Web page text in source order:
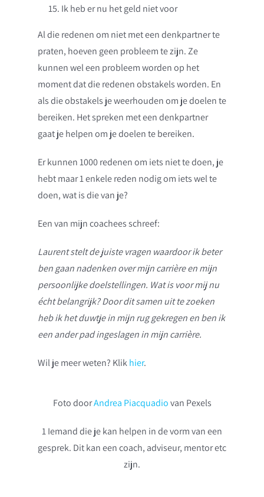
Ik heb er nu het geld niet voor
Al die redenen om niet met een denkpartner te
praten, hoeven geen probleem te zijn. Ze
kunnen wel een probleem worden op het
moment dat die redenen obstakels worden. En
als die obstakels je weerhouden om je doelen te
bereiken. Het spreken met een denkpartner
gaat je helpen om je doelen te bereiken.
Er kunnen 1000 redenen om iets niet te doen, je
hebt maar 1 enkele reden nodig om iets wel te
doen, wat is die van je?
Een van mijn coachees schreef:
Laurent stelt de juiste vragen waardoor ik beter
ben gaan nadenken over mijn carrière en mijn
persoonlijke doelstellingen. Wat is voor mij nu
écht belangrijk? Door dit samen uit te zoeken
heb ik het duwtje in mijn rug gekregen en ben ik
een ander pad ingeslagen in mijn carrière.
Wil je meer weten? Klikhier.
Foto doorAndrea Piacquadiovan Pexels
1 Iemand die je kan helpen in de vorm van een
gesprek. Dit kan een coach, adviseur, mentor etc
zijn.